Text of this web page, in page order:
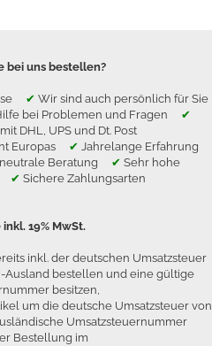
bei uns bestellen?
✔ Wir sind auch persönlich für Sie
bei Problemen und Fragen ✔
DHL, UPS und Dt. Post
Europas ✔ Jahrelange Erfahrung
neutrale Beratung ✔ Sehr hohe
✔ Sichere Zahlungsarten
19% MwSt.
inkl. der deutschen Umsatzsteuer
Ausland bestellen und eine gültige
besitzen,
um die deutsche Umsatzsteuer von
Umsatzsteuernummer
Bestellung im